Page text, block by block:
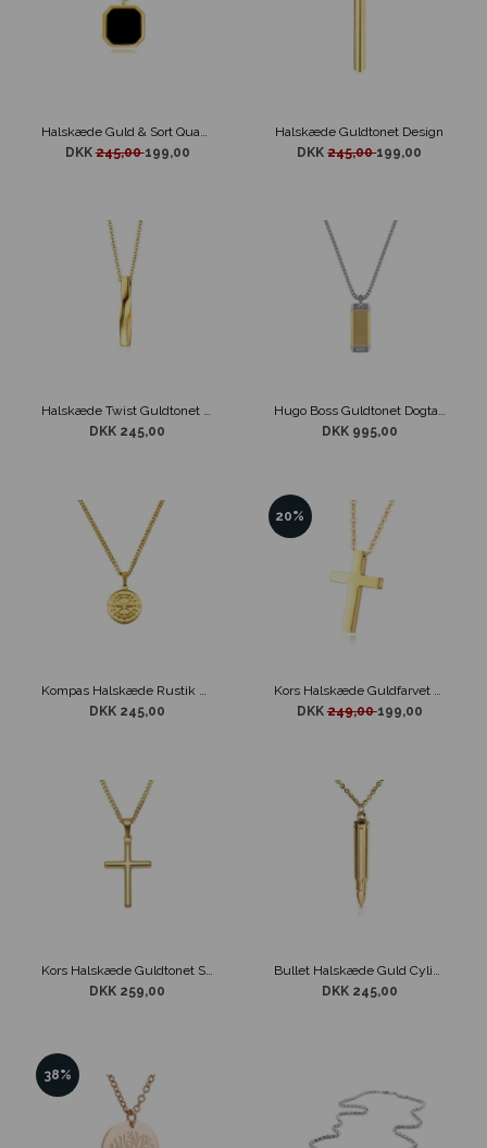
DKK245,00199,00
Halskæde Guldtonet Design
DKK245,00199,00
Halskæde Twist Guldtonet Design
DKK 245,00
Hugo Boss Guldtonet Dogtag Halskæde
DKK 995,00
Kompas Halskæde Rustik Guldtonet Design
DKK 245,00
20%
Kors Halskæde Guldfarvet Stål
DKK249,00199,00
DKK 259,00
DKK 245,00
38%